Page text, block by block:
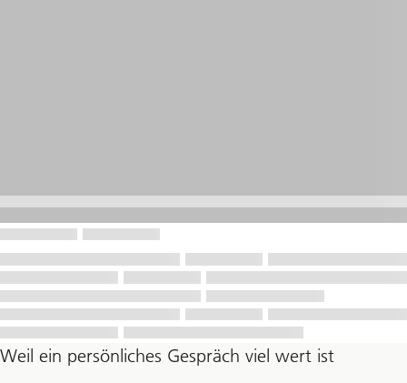
Weil ein persönliches Gespräch viel wert ist